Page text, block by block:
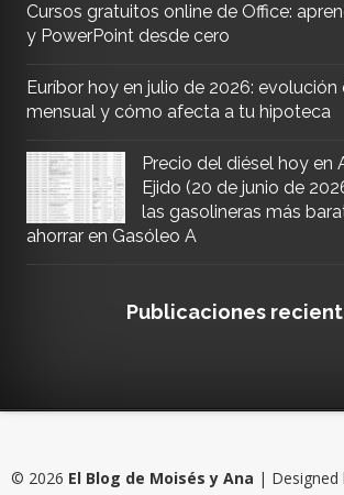
Cursos gratuitos online de Office:
y PowerPoint desde cero
Euríbor hoy en julio de 2026: evolución
mensual y cómo afecta a tu hipoteca
Precio del diésel hoy en
Ejido (20 de junio de
las gasolineras más
ahorrar en Gasóleo A
Publicaciones
© 2026 El Blog de Moisés y Ana | Designed